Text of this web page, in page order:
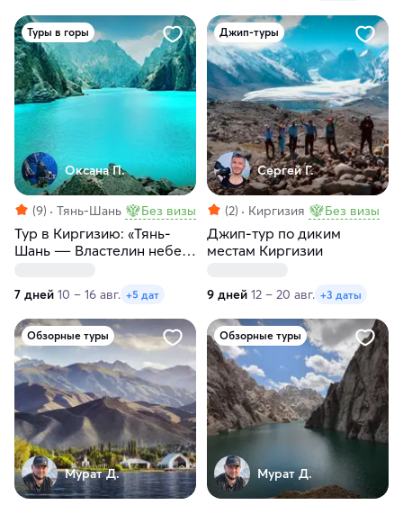
Туры в горы
Оксана П.
(9) Тянь-Шань Без визы
Тур в Киргизию: «Тянь-
Шань ― Властелин небес.
Киргизии»
7 дней 10 – 16 авг. +5 дат
Джип-туры
Сергей Г.
(2) Киргизия Без визы
Джип-тур по диким
местам Киргизии
9 дней 12 – 20 авг. +3 даты
Обзорные туры
Мурат Д.
Обзорные туры
Мурат Д.